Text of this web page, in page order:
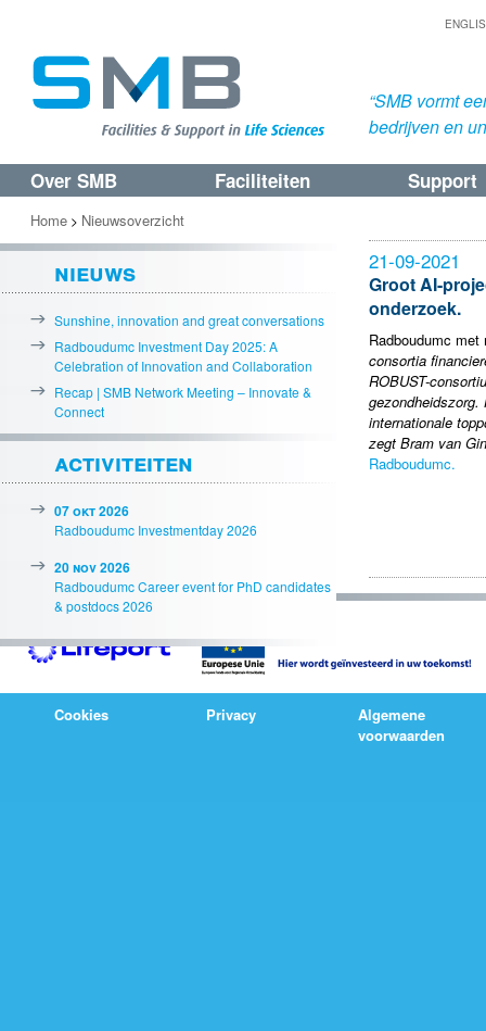
“SMB vormt
bedrijven en
Spring
naar
de
primaire
inhoud
Spring
naar
de
secundaire
inhoud
Over SMB Faciliteiten Support
21-09-2021
Groot AI-
onderzoek.
Radboudumc
consortia
ROBUST-
gezondheidszorg.
internationale
zegt Bram van
Radboudumc.
Home > Nieuwsoverzicht
nieuws
Sunshine, innovation and great conversations
Radboudumc Investment Day 2025: A
Celebration of Innovation and Collaboration
Recap | SMB Network Meeting – Innovate &
Connect
activiteiten
07 okt 2026
Radboudumc Investmentday 2026
20 nov 2026
Radboudumc Career event for PhD candidates
& postdocs 2026
Cookies Privacy
Algemene
voorwaarden